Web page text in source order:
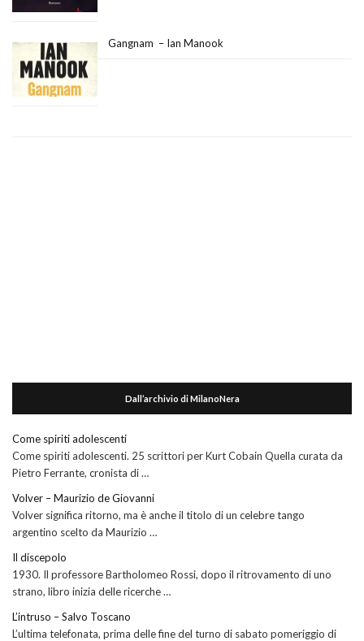
Gangnam – Ian Manook
Dall’archivio di MilanoNera
Come spiriti adolescenti
Come spiriti adolescenti. 25 scrittori per Kurt Cobain Quella curata da
Pietro Ferrante, cronista di …
Volver – Maurizio de Giovanni
Volver significa ritorno, ma è anche il titolo di un celebre tango
argentino scelto da Maurizio …
Il discepolo
1930. Il professore Bartholomeo Rossi, dopo il ritrovamento di uno
strano, libro inizia delle ricerche …
L’intruso – Salvo Toscano
L’ultima telefonata, prima delle fine del turno di sabato pomeriggio di